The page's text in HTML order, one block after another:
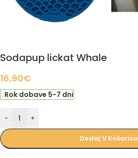
Sodapup lickat Whale
16,90€
Rok dobave 5-7 dni
- +
Dodaj V Košarico